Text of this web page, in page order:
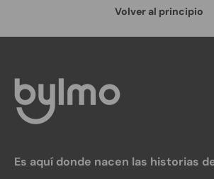
Volver al principio
Es aquí donde nacen las historias